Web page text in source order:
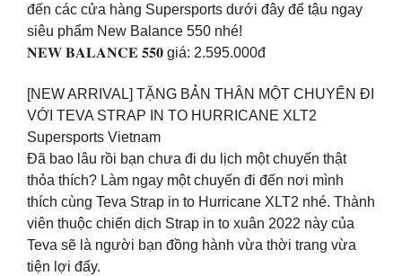
đến các cửa hàng Supersports dưới đây để tậu ngay
siêu phẩm New Balance 550 nhé!
𝐍𝐄𝐖 𝐁𝐀𝐋𝐀𝐍𝐂𝐄 𝟓𝟓𝟎 giá: 2.595.000đ
[NEW ARRIVAL] TẶNG BẢN THÂN MỘT CHUYẾN ĐI
VỚI TEVA STRAP IN TO HURRICANE XLT2
Supersports Vietnam
Đã bao lâu rồi bạn chưa đi du lịch một chuyến thật
thỏa thích? Làm ngay một chuyến đi đến nơi mình
thích cùng Teva Strap in to Hurricane XLT2 nhé. Thành
viên thuộc chiến dịch Strap in to xuân 2022 này của
Teva sẽ là người bạn đồng hành vừa thời trang vừa
tiện lợi đấy.